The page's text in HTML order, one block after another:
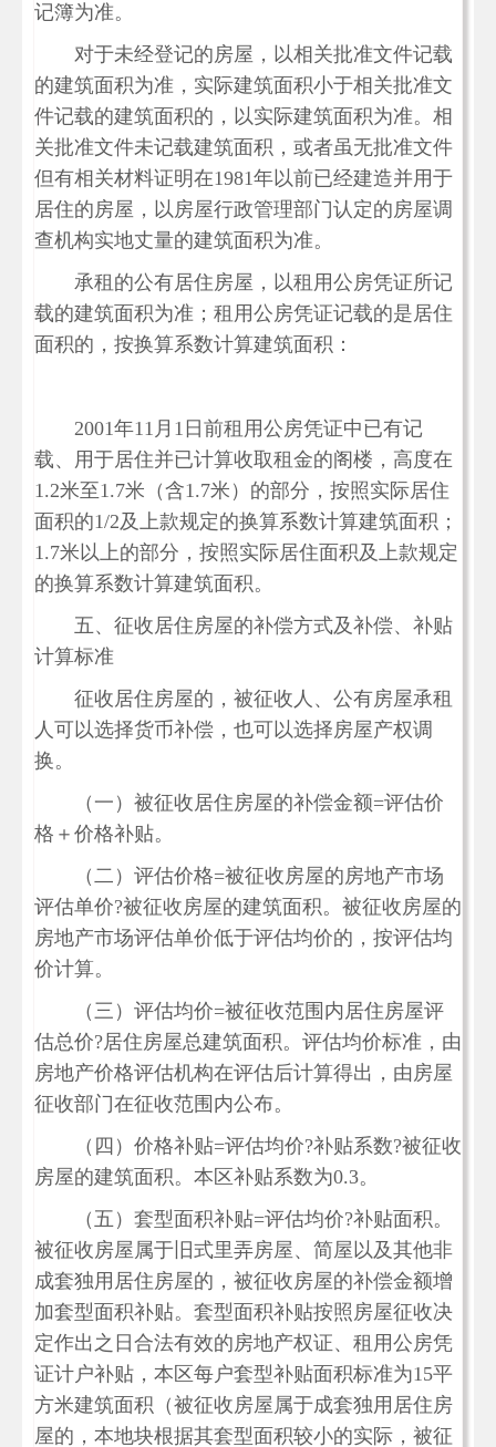
记簿为准。
对于未经登记的房屋，以相关批准文件记载
的建筑面积为准，实际建筑面积小于相关批准文
件记载的建筑面积的，以实际建筑面积为准。相
关批准文件未记载建筑面积，或者虽无批准文件
但有相关材料证明在1981年以前已经建造并用于
居住的房屋，以房屋行政管理部门认定的房屋调
查机构实地丈量的建筑面积为准。
承租的公有居住房屋，以租用公房凭证所记
载的建筑面积为准；租用公房凭证记载的是居住
面积的，按换算系数计算建筑面积：
2001年11月1日前租用公房凭证中已有记
载、用于居住并已计算收取租金的阁楼，高度在
1.2米至1.7米（含1.7米）的部分，按照实际居住
面积的1/2及上款规定的换算系数计算建筑面积；
1.7米以上的部分，按照实际居住面积及上款规定
的换算系数计算建筑面积。
五、征收居住房屋的补偿方式及补偿、补贴
计算标准
征收居住房屋的，被征收人、公有房屋承租
人可以选择货币补偿，也可以选择房屋产权调
换。
（一）被征收居住房屋的补偿金额=评估价
格＋价格补贴。
（二）评估价格=被征收房屋的房地产市场
评估单价?被征收房屋的建筑面积。被征收房屋的
房地产市场评估单价低于评估均价的，按评估均
价计算。
（三）评估均价=被征收范围内居住房屋评
估总价?居住房屋总建筑面积。评估均价标准，由
房地产价格评估机构在评估后计算得出，由房屋
征收部门在征收范围内公布。
（四）价格补贴=评估均价?补贴系数?被征收
房屋的建筑面积。本区补贴系数为0.3。
（五）套型面积补贴=评估均价?补贴面积。
被征收房屋属于旧式里弄房屋、简屋以及其他非
成套独用居住房屋的，被征收房屋的补偿金额增
加套型面积补贴。套型面积补贴按照房屋征收决
定作出之日合法有效的房地产权证、租用公房凭
证计户补贴，本区每户套型补贴面积标准为15平
方米建筑面积（被征收房屋属于成套独用居住房
屋的，本地块根据其套型面积较小的实际，被征